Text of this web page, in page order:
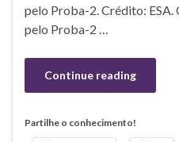
pelo Proba-2. Crédito: ESA.
pelo Proba-2 …
Continue reading
Partilhe o conhecimento!